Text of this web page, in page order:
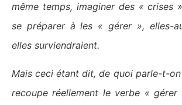
même temps, imaginer des « crises
se préparer à les « gérer », elles-
elles surviendraient.
Mais ceci étant dit, de quoi parle-t-on
recoupe réellement le verbe «